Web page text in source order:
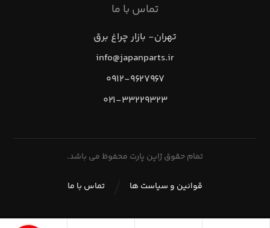
تماس با ما
تهران- بازار چراغ برق
info@japanparts.ir
۰۹۱۲-۹۶۲۷۹۶۷
۰۲۱-۳۳۲۲۹۳۲۳
تمام حقوق ژاپن پارت محفوظ می باشد.
تماس با ما قوانین و سیاست ها